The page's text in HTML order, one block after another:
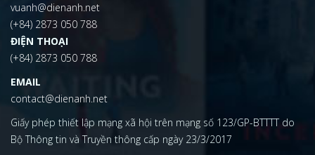
vuanh@dienanh.net
(+84) 2873 050 788
ĐIỆN THOẠI
(+84) 2873 050 788
EMAIL
contact@dienanh.net
Giấy phép thiết lập mạng xã hội trên mạng số 123/GP-BTTTT do
Bộ Thông tin và Truyền thông cấp ngày 23/3/2017